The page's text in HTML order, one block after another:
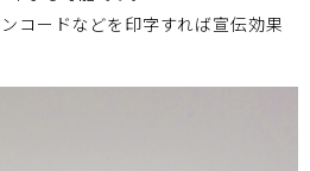
コードなどを印字すれば宣伝効果